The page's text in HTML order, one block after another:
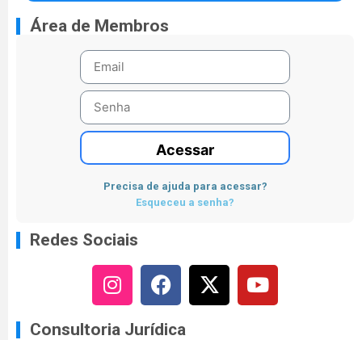
Área de Membros
Acessar
Precisa de ajuda para acessar?
Esqueceu a senha?
Redes Sociais
Consultoria Jurídica